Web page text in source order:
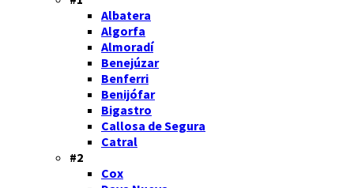
Albatera
Algorfa
Almoradí
Benejúzar
Benferri
Benijófar
Bigastro
Callosa de Segura
Catral
#2
Cox